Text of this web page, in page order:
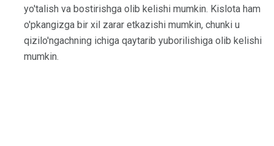
yo'talish va bostirishga olib kelishi mumkin. Kislota ham
o'pkangizga bir xil zarar etkazishi mumkin, chunki u
qizilo'ngachning ichiga qaytarib yuborilishiga olib kelishi
mumkin.